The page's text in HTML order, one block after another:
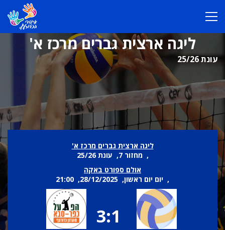
ליגה ארצית גברים מרכז א'
עונת 25/26
ליגה ארצית גברים מרכז א'
, מחזור 7, עונת 25/26
אולם ספורט באקה
, יום יום ראשון, 28/12/2025, 21:00
3:1